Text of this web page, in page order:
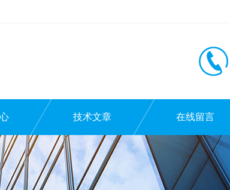
技术文章 在线留言